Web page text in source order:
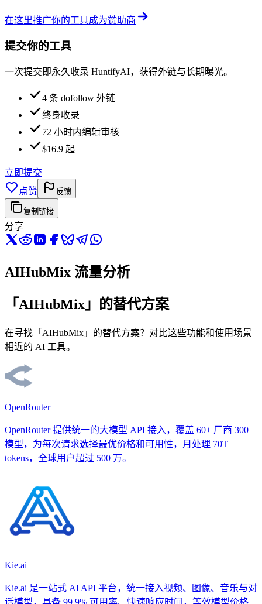
在这里推广你的工具成为赞助商
提交你的工具
一次提交即永久收录 HuntifyAI，获得外链与长期曝光。
4 条 dofollow 外链
终身收录
72 小时内编辑审核
$16.9 起
立即提交
点赞
反馈
复制链接
分享
AIHubMix 流量分析
「AIHubMix」的替代方案
在寻找「AIHubMix」的替代方案？对比这些功能和使用场景
相近的 AI 工具。
OpenRouter
OpenRouter 提供统一的大模型 API 接入，覆盖 60+ 厂商 300+
模型，为每次请求选择最优价格和可用性，月处理 70T
tokens，全球用户超过 500 万。
Kie.ai
Kie.ai 是一站式 AI API 平台，统一接入视频、图像、音乐与对
话模型，具备 99.9% 可用率、快速响应时间，等效模型价格